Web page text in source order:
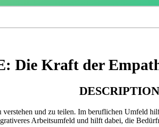
Die Kraft der
und zu teilen. Im beruflichen Umfeld
Arbeitsumfeld und hilft dabei, die